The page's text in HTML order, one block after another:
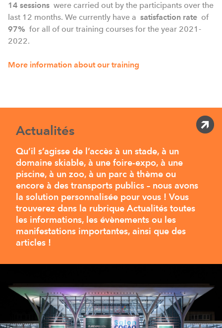
14 sessions were carried out by the participants over the
last 12 months. We currently have a satisfaction rate of
97% for all of our training courses for the year 2021-
2022.
More information about our training
Actualités
Qu’il s’agisse de l’accès à un stade, à un
domaine skiable, à une foire-expo, à une
piscine, à un zoo, à un parc à thème ou
encore à des transports publics – nous avons
la solution personnalisée pour vous ! Vous
trouverez dans la rubrique Actualités toutes
les informations, les évènements ou les
manifestations importantes, ainsi que des
articles !